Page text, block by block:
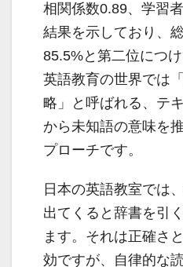
相関係数0.89、学習
結果を示しており、
85.5%と第二位につ
英語教育の世界では
略」と呼ばれる、テ
から未知語の意味を
プローチです。
日本の英語教室では
出てくると辞書を引
ます。それは正確さ
効ですが、自律的な